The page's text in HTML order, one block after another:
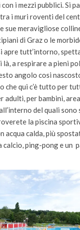
i mezzi pubblici. Si
i muri roventi del
sue meravigliose
di Graz o le
apre tutt’intorno,
a respirare a pieni
angolo cosi
che qui c’è tutto per
adulti, per bambini,
del quali sono
la piscina
acqua calda, più
calcio, ping-pong e un